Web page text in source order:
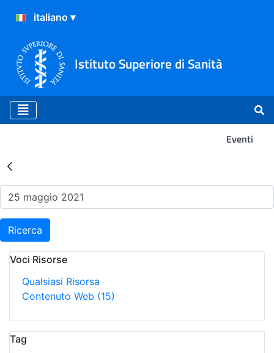
Istituto Superiore di Sanità
Eventi
Risultati della Ricerca -
Ricerca
Voci Risorse
Qualsiasi Risorsa
Contenuto Web (15)
Tag